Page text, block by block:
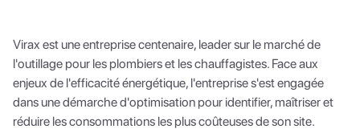
Virax est une entreprise centenaire, leader sur le marché de
l'outillage pour les plombiers et les chauffagistes. Face aux
enjeux de l'efficacité énergétique, l'entreprise s'est engagée
dans une démarche d'optimisation pour identifier, maîtriser et
réduire les consommations les plus coûteuses de son site.